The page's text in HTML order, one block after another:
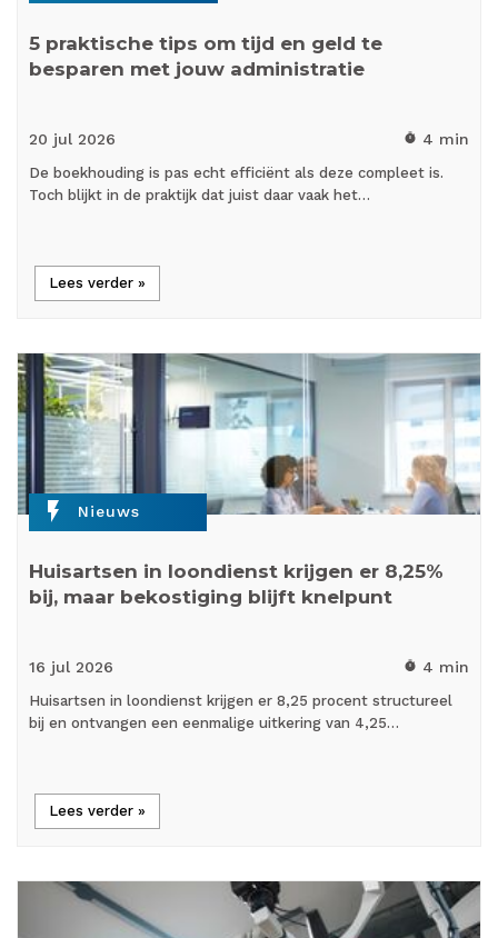
5 praktische tips om tijd en geld te
besparen met jouw administratie
20 jul 2026 timer 4 min
De boekhouding is pas echt efficiënt als deze compleet is.
Toch blijkt in de praktijk dat juist daar vaak het…
Lees verder »
flash_on Nieuws
Huisartsen in loondienst krijgen er 8,25%
bij, maar bekostiging blijft knelpunt
16 jul 2026 timer 4 min
Huisartsen in loondienst krijgen er 8,25 procent structureel
bij en ontvangen een eenmalige uitkering van 4,25…
Lees verder »